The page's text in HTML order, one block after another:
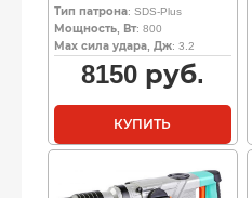
Тип патрона: SDS-Plus
Мощность, Вт: 800
Мах сила удара, Дж: 3.2
8150руб.
КУПИТЬ